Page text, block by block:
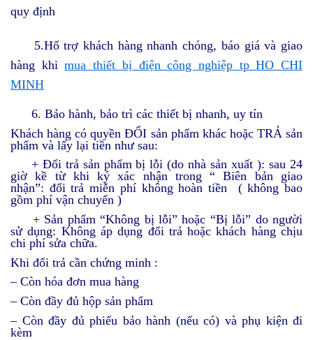
quy định
5.Hổ trợ khách hàng nhanh chóng, báo giá và giao
hàng khimua thiết bị điện công nghiệp tp HO CHI
MINH
6. Bảo hành, bảo trì các thiết bị nhanh, uy tín
Khách hàng có quyền ĐỔI sản phẩm khác hoặc TRẢ sản
phẩm và lấy lại tiền như sau:
+ Đổi trả sản phẩm bị lỗi (do nhà sản xuất ): sau 24
giờ kề từ khi ký xác nhận trong “ Biên bản giao
nhận”: đổi trả miễn phí không hoàn tiền ( không bao
gồm phí vận chuyển )
+ Sản phẩm “Không bị lỗi” hoặc “Bị lỗi” do người
sử dụng: Không áp dụng đổi trả hoặc khách hàng chịu
chi phí sửa chữa.
Khi đổi trả cần chứng minh :
– Còn hóa đơn mua hàng
– Còn đầy đủ hộp sản phẩm
– Còn đầy đủ phiếu bảo hành (nếu có) và phụ kiện đi
kèm